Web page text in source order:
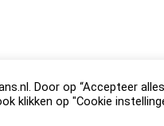
Door op “Accepteer
klikken op "Cookie